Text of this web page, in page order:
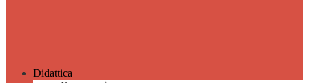
Didattica